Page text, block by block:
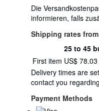
Die
informieren, falls
Shipping rates
Shipping
rates
from
Germany
to
U.S.A.
Order
quantity
25 to 45
First item US$ 78.03
Delivery times are
contact you
Payment Methods